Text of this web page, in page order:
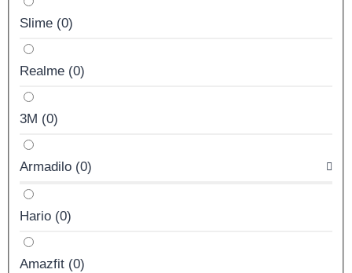
Slime (0)
Realme (0)
3M (0)
Armadilo (0)
Hario (0)
Amazfit (0)